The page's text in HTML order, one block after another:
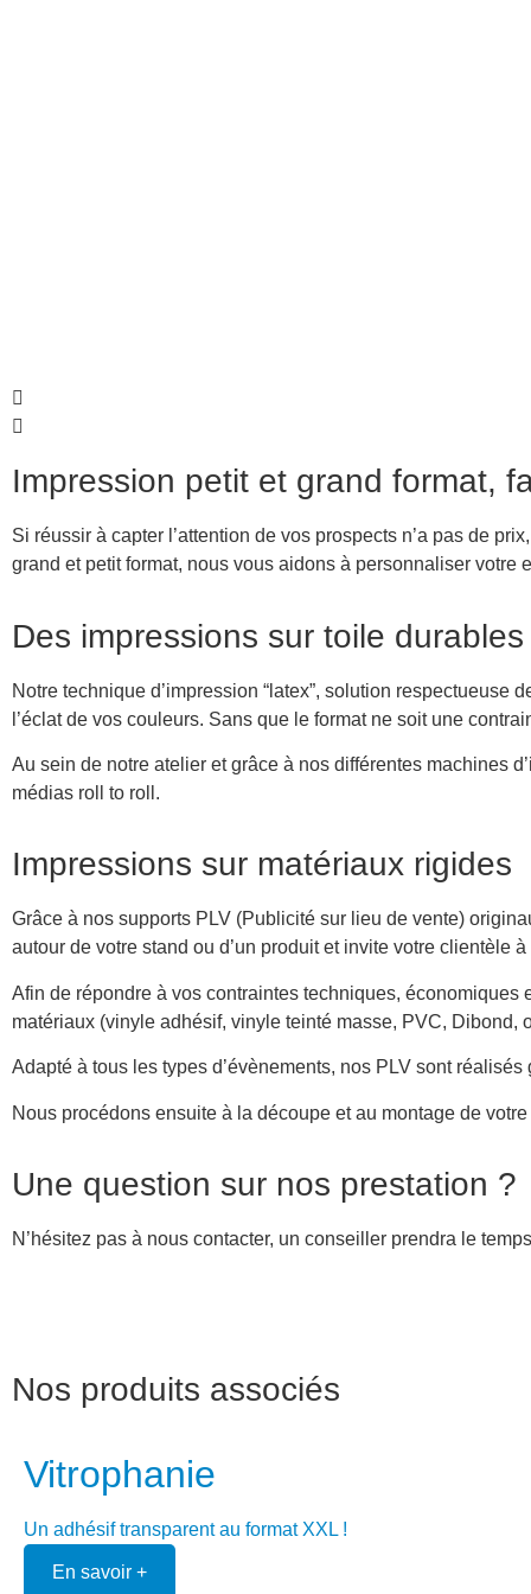
Impression petit et grand format,
Si réussir à capter l’attention de vos prospects n’a pas de
grand et petit format, nous vous aidons à personnaliser votre
Des impressions sur toile
Notre technique d’impression “latex”, solution
l’éclat de vos couleurs. Sans que le format ne soit une
Au sein de notre atelier et grâce à nos différentes machines
médias roll to roll.
Impressions sur matériaux rigides
Grâce à nos supports PLV (Publicité sur lieu de vente)
autour de votre stand ou d’un produit et invite votre clientèle
Afin de répondre à vos contraintes techniques,
matériaux (vinyle adhésif, vinyle teinté masse, PVC,
Adapté à tous les types d’évènements, nos PLV sont
Nous procédons ensuite à la découpe et au montage de
Une question sur nos prestation ?
N’hésitez pas à nous contacter, un conseiller prendra le
Nos produits associés
Vitrophanie
Un adhésif transparent au format XXL !
En savoir +